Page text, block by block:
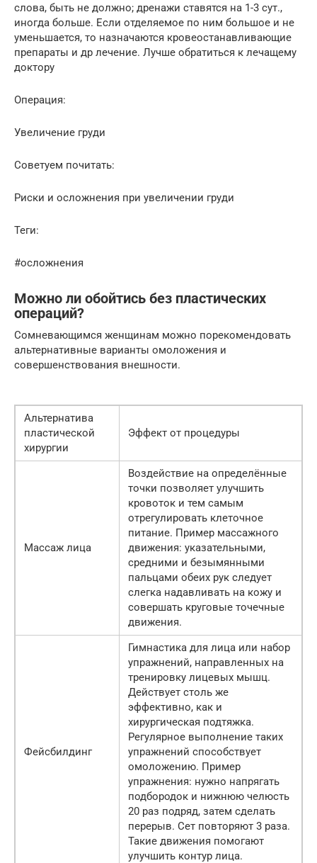
слова, быть не должно; дренажи ставятся на 1-3 сут.,
иногда больше. Если отделяемое по ним большое и не
уменьшается, то назначаются кровеостанавливающие
препараты и др лечение. Лучше обратиться к лечащему
доктору
Операция:
Увеличение груди
Советуем почитать:
Риски и осложнения при увеличении груди
Теги:
#осложнения
Можно ли обойтись без пластических
операций?
Сомневающимся женщинам можно порекомендовать
альтернативные варианты омоложения и
совершенствования внешности.
Альтернатива
пластической
хирургии
Эффект от процедуры
Массаж лица
Воздействие на определённые
точки позволяет улучшить
кровоток и тем самым
отрегулировать клеточное
питание. Пример массажного
движения: указательными,
средними и безымянными
пальцами обеих рук следует
слегка надавливать на кожу и
совершать круговые точечные
движения.
Фейсбилдинг
Гимнастика для лица или набор
упражнений, направленных на
тренировку лицевых мышц.
Действует столь же
эффективно, как и
хирургическая подтяжка.
Регулярное выполнение таких
упражнений способствует
омоложению. Пример
упражнения: нужно напрягать
подбородок и нижнюю челюсть
20 раз подряд, затем сделать
перерыв. Сет повторяют 3 раза.
Такие движения помогают
улучшить контур лица.